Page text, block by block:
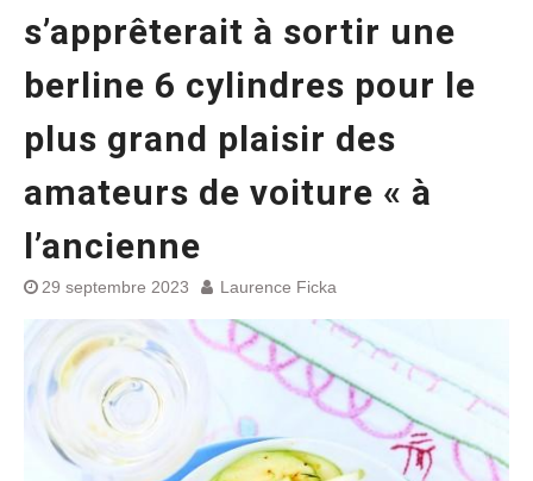
s’apprêterait à sortir une
berline 6 cylindres pour le
plus grand plaisir des
amateurs de voiture « à
l’ancienne
29 septembre 2023 Laurence Ficka